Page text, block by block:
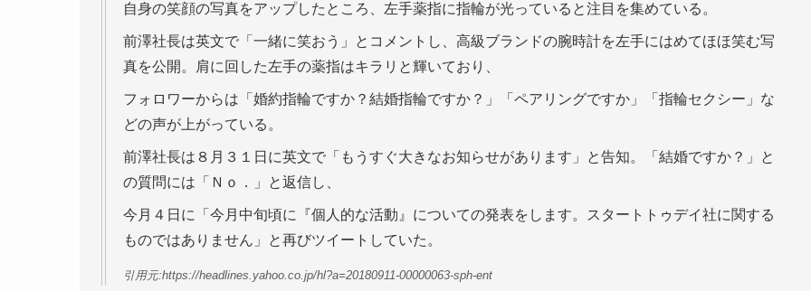
自身の笑顔の写真をアップしたところ、左手薬指に指輪が光っていると注目を集めている。
前澤社長は英文で「一緒に笑おう」とコメントし、高級ブランドの腕時計を左手にはめてほほ笑む写
真を公開。肩に回した左手の薬指はキラリと輝いており、
フォロワーからは「婚約指輪ですか？結婚指輪ですか？」「ペアリングですか」「指輪セクシー」な
どの声が上がっている。
前澤社長は８月３１日に英文で「もうすぐ大きなお知らせがあります」と告知。「結婚ですか？」と
の質問には「Ｎｏ．」と返信し、
今月４日に「今月中旬頃に『個人的な活動』についての発表をします。スタートトゥデイ社に関する
ものではありません」と再びツイートしていた。
引用元:https://headlines.yahoo.co.jp/hl?a=20180911-00000063-sph-ent